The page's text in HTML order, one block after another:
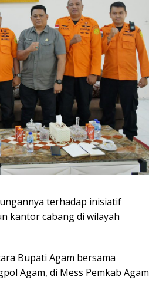
terhadap inisiatif
kantor cabang di wilayah
Bupati Agam bersama
Agam, di Mess Pemkab Agam